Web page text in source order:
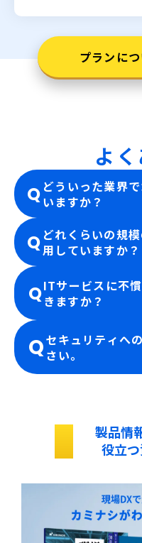
プランに
よ
Q どういった業界
いますか？
A 30を超える業界で
す。
業界別の詳しい導
導入事例集
Q どれくらいの規
用していますか？
A中小企業から上場
県、17,000以上の
ています。
詳しい導入事例は
な事例集からご覧
QITサービスに不
きますか？
A 30業界、17,000
いたサポートプロ
定着までしっかり
Qセキュリティへ
さい。
製品情
役立